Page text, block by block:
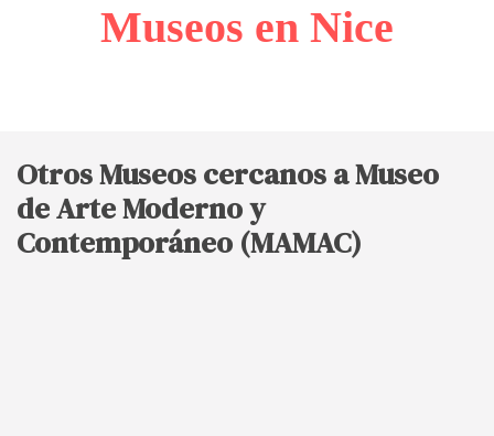
Museos en Nice
Otros Museos cercanos a Museo
de Arte Moderno y
Contemporáneo (MAMAC)